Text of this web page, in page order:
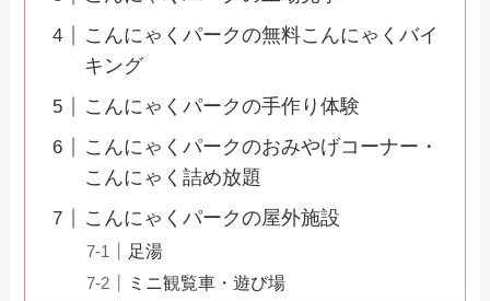
こんにゃくパークの無料こんにゃくバイ
キング
こんにゃくパークの手作り体験
こんにゃくパークのおみやげコーナー・
こんにゃく詰め放題
こんにゃくパークの屋外施設
足湯
ミニ観覧車・遊び場